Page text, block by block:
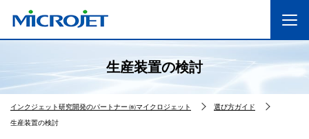
生産装置の検討
インクジェット研究開発のパートナー ㈱マイクロジェット
選び方ガイド
生産装置の検討